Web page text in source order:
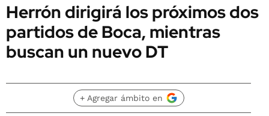
Herrón dirigirá los próximos dos
partidos de Boca, mientras
buscan un nuevo DT
+ Agregar ámbito en